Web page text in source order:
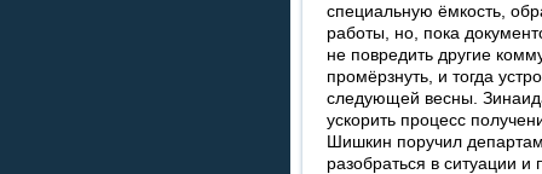
специальную ёмкость,
работы, но, пока
не повредить другие
промёрзнуть, и тогда
следующей весны.
ускорить процесс
Шишкин поручил
разобраться в ситуации